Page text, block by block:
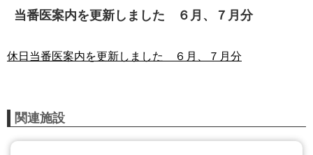
当番医案内を更新しました ６月、７月分
休日当番医案内を更新しました ６月、７月分
関連施設